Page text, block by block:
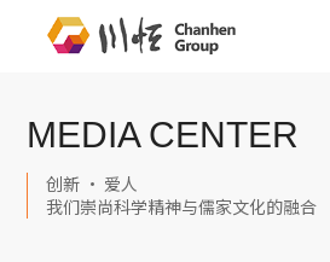
MEDIA CENTER
创新 · 爱人
我们崇尚科学精神与儒家文化的融合